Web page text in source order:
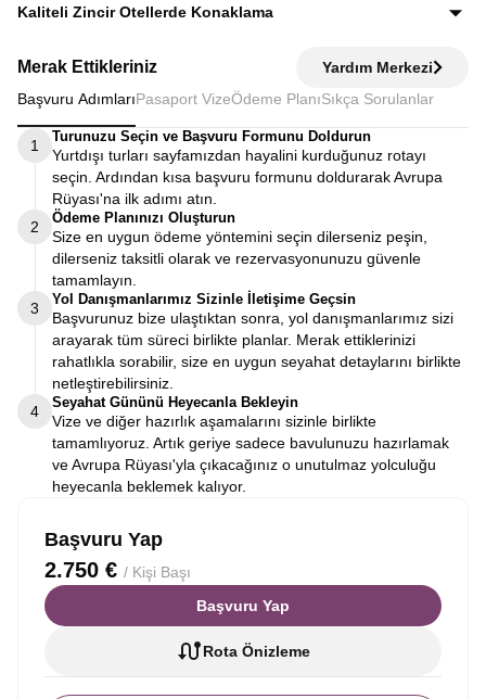
Ekstra tur ücreti alınmaz; programda yer alan tüm geziler
Kaliteli Zincir Otellerde Konaklama
kalınırken, Avrupa Rüyası’nda merkeze yakın kaliteli zincir
otellerde konaklayarak zamanınızı verimli kullanırsınız.
Merak Ettikleriniz
Yardım Merkezi
Başvuru AdımlarıPasaport VizeÖdeme Planı Sıkça Sorulanlar
1
Turunuzu Seçin ve Başvuru Formunu Doldurun
Yurtdışı turları sayfamızdan hayalini kurduğunuz rotayı
seçin. Ardından kısa başvuru formunu doldurarak Avrupa
Rüyası'na ilk adımı atın.
2
Ödeme Planınızı Oluşturun
Size en uygun ödeme yöntemini seçin dilerseniz peşin,
dilerseniz taksitli olarak ve rezervasyonunuzu güvenle
tamamlayın.
3
Yol Danışmanlarımız Sizinle İletişime Geçsin
Başvurunuz bize ulaştıktan sonra, yol danışmanlarımız sizi
arayarak tüm süreci birlikte planlar. Merak ettiklerinizi
rahatlıkla sorabilir, size en uygun seyahat detaylarını birlikte
netleştirebilirsiniz.
4
Seyahat Gününü Heyecanla Bekleyin
Vize ve diğer hazırlık aşamalarını sizinle birlikte
tamamlıyoruz. Artık geriye sadece bavulunuzu hazırlamak
ve Avrupa Rüyası'yla çıkacağınız o unutulmaz yolculuğu
heyecanla beklemek kalıyor.
Başvuru Yap
2.750 € / Kişi Başı
Başvuru Yap
Rota Önizleme